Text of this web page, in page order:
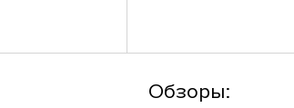
Обзоры: